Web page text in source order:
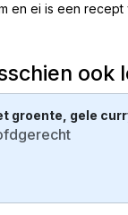
en ei is een recept
ook
groente, gele